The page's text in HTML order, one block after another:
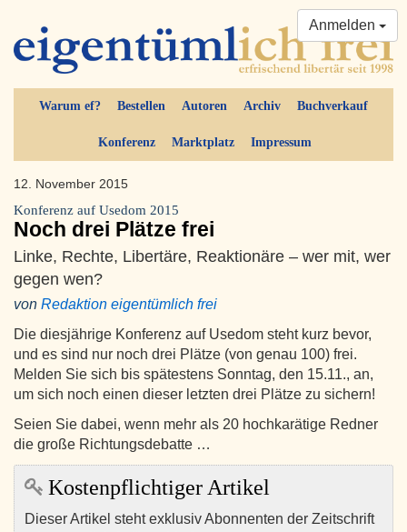
Warum ef? Bestellen Autoren Archiv Buchverkauf
Konferenz Marktplatz Impressum
Anmelden
12. November 2015
Konferenz auf Usedom 2015
Noch drei Plätze frei
Linke, Rechte, Libertäre, Reaktionäre – wer mit, wer
gegen wen?
von Redaktion eigentümlich frei
Die diesjährige Konferenz auf Usedom steht kurz bevor,
und es sind nur noch drei Plätze (von genau 100) frei.
Melden Sie sich bis spätestens Sonntag, den 15.11., an,
um sich noch einen dieser letzten drei Plätze zu sichern!
Seien Sie dabei, wenn mehr als 20 hochkarätige Redner
die große Richtungsdebatte …
Kostenpflichtiger Artikel
Dieser Artikel steht exklusiv Abonnenten der Zeitschrift